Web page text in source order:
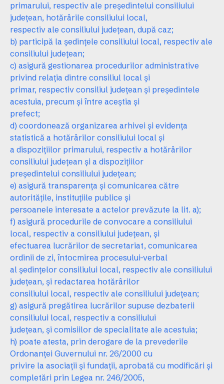
primarului, respectiv ale preşedintelui consiliului
judeţean, hotărârile consiliului local,
respectiv ale consiliului judeţean, după caz;
b) participă la şedinţele consiliului local, respectiv ale
consiliului judeţean;
c) asigură gestionarea procedurilor administrative
privind relaţia dintre consiliul local şi
primar, respectiv consiliul judeţean şi preşedintele
acestuia, precum şi între aceştia şi
prefect;
d) coordonează organizarea arhivei şi evidenţa
statistică a hotărârilor consiliului local şi
a dispoziţiilor primarului, respectiv a hotărârilor
consiliului judeţean şi a dispoziţiilor
preşedintelui consiliului judeţean;
e) asigură transparenţa şi comunicarea către
autorităţile, instituţiile publice şi
persoanele interesate a actelor prevăzute la lit. a);
f) asigură procedurile de convocare a consiliului
local, respectiv a consiliului judeţean, şi
efectuarea lucrărilor de secretariat, comunicarea
ordinii de zi, întocmirea procesului-verbal
al şedinţelor consiliului local, respectiv ale consiliului
judeţean, şi redactarea hotărârilor
consiliului local, respectiv ale consiliului judeţean;
g) asigură pregătirea lucrărilor supuse dezbaterii
consiliului local, respectiv a consiliului
judeţean, şi comisiilor de specialitate ale acestuia;
h) poate atesta, prin derogare de la prevederile
Ordonanţei Guvernului nr. 26/2000 cu
privire la asociaţii şi fundaţii, aprobată cu modificări şi
completări prin Legea nr. 246/2005,